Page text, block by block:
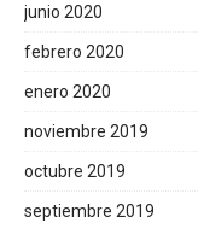
junio 2020
febrero 2020
enero 2020
noviembre 2019
octubre 2019
septiembre 2019